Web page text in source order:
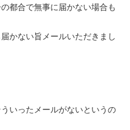
都合で無事に届かない場合も
かない旨メールいただきまし
いったメールがないというの